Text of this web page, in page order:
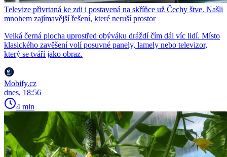
Televize přivrtaná ke zdi i postavená na skříňce už Čechy štve. Našli
mnohem zajímavější řešení, které neruší prostor
Velká černá plocha uprostřed obýváku dráždí čím dál víc lidí. Místo
klasického zavěšení volí posuvné panely, lamely nebo televizor,
který se tváří jako obraz.
Mobify.cz
dnes, 18:56
4 min